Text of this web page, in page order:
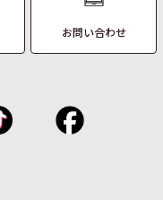
お問い合わせ